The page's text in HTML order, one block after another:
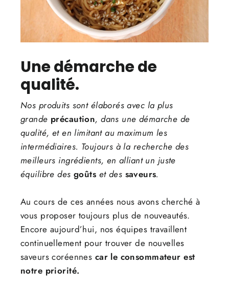
Une démarche de
qualité.
Nos produits sont élaborés avec la plus
grande précaution, dans une démarche de
qualité, et en limitant au maximum les
intermédiaires. Toujours à la recherche des
meilleurs ingrédients, en alliant un juste
équilibre des goûts et des saveurs.
Au cours de ces années nous avons cherché à
vous proposer toujours plus de nouveautés.
Encore aujourd’hui, nos équipes travaillent
continuellement pour trouver de nouvelles
saveurs coréennes car le consommateur est
notre priorité.